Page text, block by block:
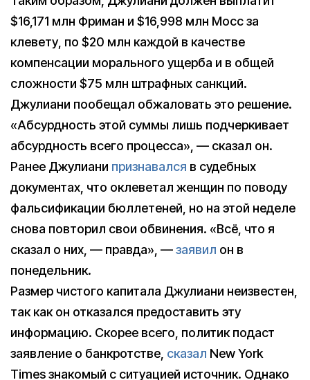
$16,171 млн Фриман и $16,998 млн Мосс за
клевету, по $20 млн каждой в качестве
компенсации морального ущерба и в общей
сложности $75 млн штрафных санкций.
Джулиани пообещал обжаловать это решение.
«Абсурдность этой суммы лишь подчеркивает
абсурдность всего процесса», — сказал он.
Ранее Джулиани признавался в судебных
документах, что оклеветал женщин по поводу
фальсификации бюллетеней, но на этой неделе
снова повторил свои обвинения. «Всё, что я
сказал о них, — правда», —заявил он в
понедельник.
Размер чистого капитала Джулиани неизвестен,
так как он отказался предоставить эту
информацию. Скорее всего, политик подаст
заявление о банкротстве, сказал New York
Times знакомый с ситуацией источник. Однако